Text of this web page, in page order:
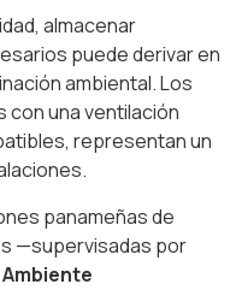
almacenar
puede derivar en
ambiental. Los
con una ventilación
representan un
panameñas de
—supervisadas por